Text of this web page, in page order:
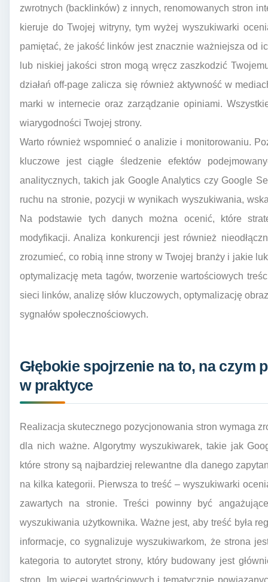
zwrotnych (backlinków) z innych, renomowanych stron
kieruje do Twojej witryny, tym wyżej wyszukiwarki
pamiętać, że jakość linków jest znacznie ważniejsza od
lub niskiej jakości stron mogą wręcz zaszkodzić
działań off-page zalicza się również aktywność w
marki w internecie oraz zarządzanie opiniami.
wiarygodności Twojej strony.
Warto również wspomnieć o analizie i monitorowaniu.
kluczowe jest ciągłe śledzenie efektów
analitycznych, takich jak Google Analytics czy Google
ruchu na stronie, pozycji w wynikach wyszukiwania,
Na podstawie tych danych można ocenić, które
modyfikacji. Analiza konkurencji jest również
zrozumieć, co robią inne strony w Twojej branży i jakie
optymalizację meta tagów, tworzenie wartościowych
sieci linków, analizę słów kluczowych, optymalizację
sygnałów społecznościowych.
Głębokie spojrzenie na to, na czym
w praktyce
Realizacja skutecznego pozycjonowania stron wymaga
dla nich ważne. Algorytmy wyszukiwarek, takie jak
które strony są najbardziej relewantne dla danego
na kilka kategorii. Pierwsza to treść – wyszukiwarki
zawartych na stronie. Treści powinny być
wyszukiwania użytkownika. Ważne jest, aby treść była
informacje, co sygnalizuje wyszukiwarkom, że strona
kategoria to autorytet strony, który budowany jest
stron. Im więcej wartościowych i tematycznie